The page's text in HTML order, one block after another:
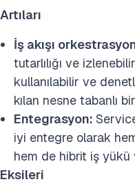
Artıları
İş akışı
tutarlılığı ve
kullanılabilir ve
kılan nesne tabanlı
Entegrasyon:
iyi entegre olarak
hem de hibrit iş
Eksileri